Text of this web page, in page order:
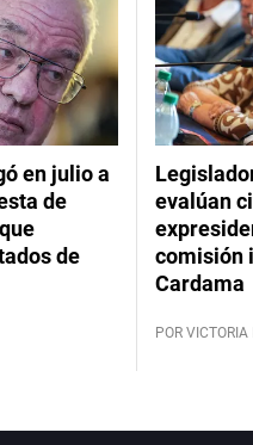
en julio a
de
de
evalúan
comisión
Cardama
POR